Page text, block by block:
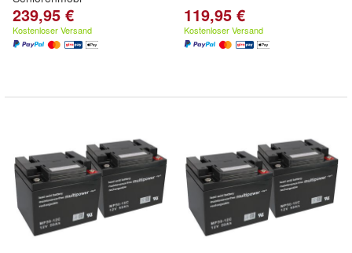
239,95 €
Kostenloser Versand
119,95 €
Kostenloser Versand